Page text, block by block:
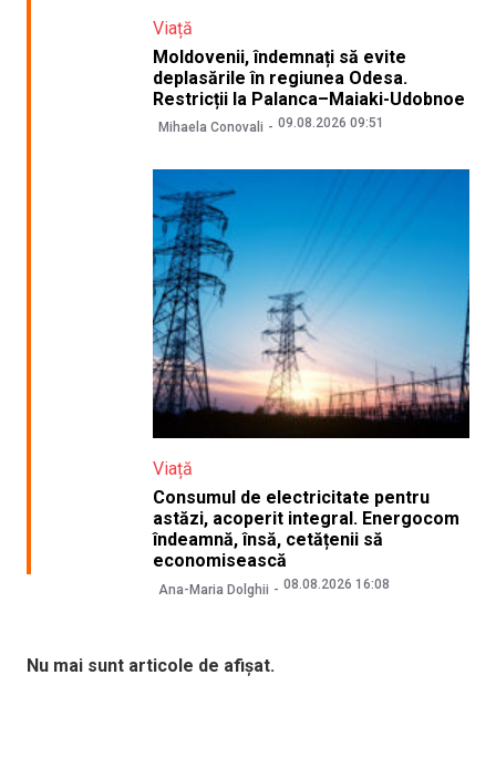
Viață
Moldovenii, îndemnați să evite
deplasările în regiunea Odesa.
Restricții la Palanca–Maiaki-Udobnoe
Mihaela Conovali 09.08.2026 09:51
Viață
Consumul de electricitate pentru
astăzi, acoperit integral. Energocom
îndeamnă, însă, cetățenii să
economisească
Ana-Maria Dolghii 08.08.2026 16:08
Nu mai sunt articole de afișat.